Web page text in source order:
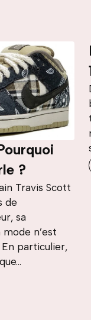
?
Travis Scott
de
sa
n’est
particulier,